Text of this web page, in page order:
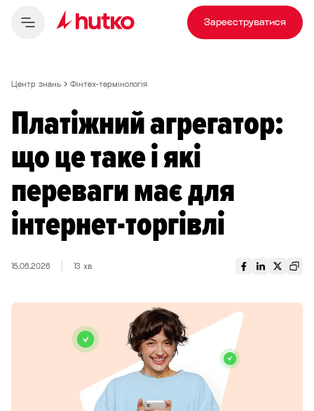
Зареєструватися
Центр знань Фінтех-термінологія
Платіжний агрегатор:
що це таке і які
переваги має для
інтернет-торгівлі
15.06.2026 13 хв